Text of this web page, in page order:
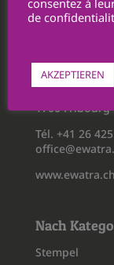
Rückgabe
Ewatra
1700 Fribourg
Tél. +41 26
www.ewatra.ch
Nach
Stempel
de
AKZEPTIEREN